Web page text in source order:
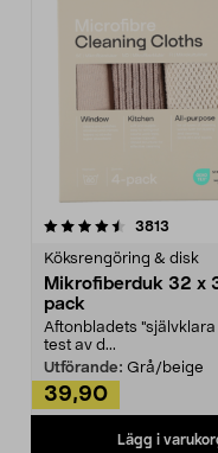
3813
Köksrengöring & disk
Mikrofiberduk 32 x
pack
Aftonbladets "självklara
test av d...
Utförande: Grå/beige
39,90
Lägg i
4.0av 5 stjärnor